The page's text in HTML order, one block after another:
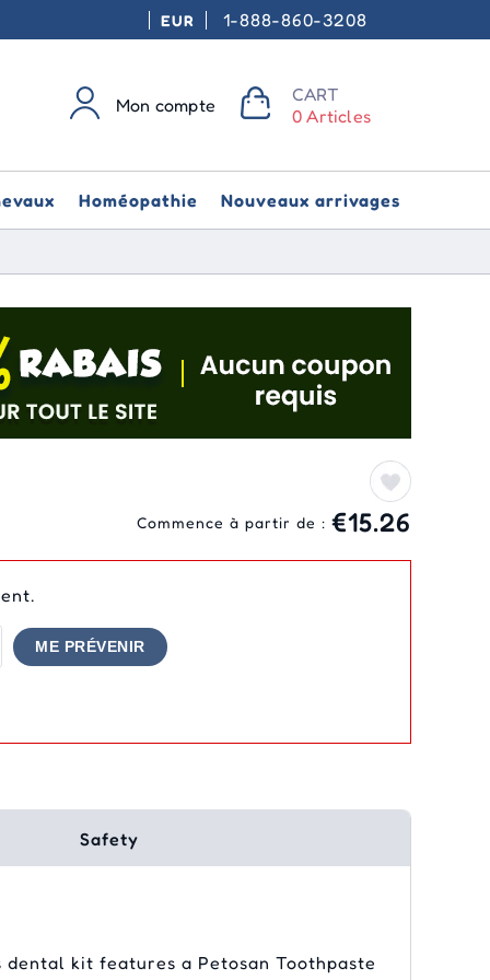
EUR 1-888-860-3208
Mon compte
CART
0 Articles
Homéopathie Nouveaux arrivages
Commence à partir de : €15.26
ME PRÉVENIR
Safety
kit features a Petosan Toothpaste